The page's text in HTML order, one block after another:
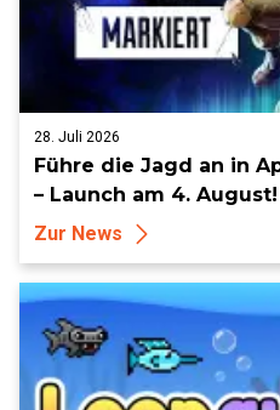
28. Juli 2026
Führe die Jagd an in
– Launch am 4. August!
Zur News